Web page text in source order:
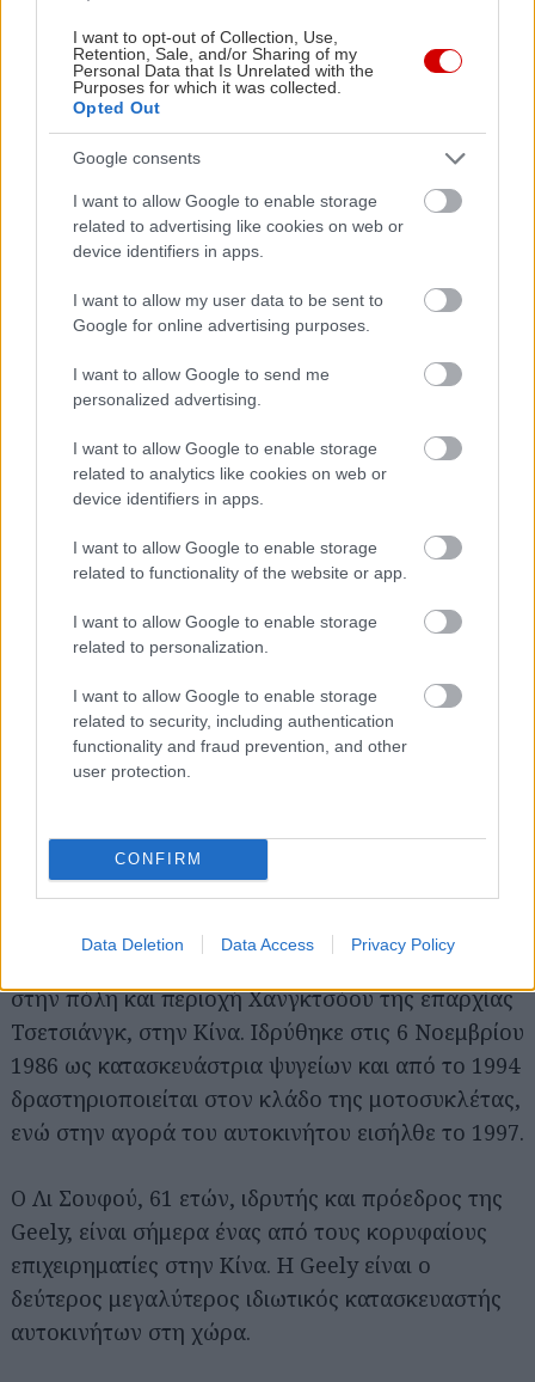
I want to opt-out of Collection, Use,
Retention, Sale, and/or Sharing of my
Personal Data that Is Unrelated with the
Purposes for which it was collected.
Opted Out
Google consents
I want to allow Google to enable storage
related to advertising like cookies on web or
device identifiers in apps.
I want to allow my user data to be sent to
Google for online advertising purposes.
I want to allow Google to send me
personalized advertising.
I want to allow Google to enable storage
related to analytics like cookies on web or
device identifiers in apps.
I want to allow Google to enable storage
related to functionality of the website or app.
I want to allow Google to enable storage
related to personalization.
I want to allow Google to enable storage
related to security, including authentication
functionality and fraud prevention, and other
user protection.
CONFIRM
Data Deletion Data Access Privacy Policy
γερμανικές περγαμηνές
Η άφιξη της Geely σηματοδοτεί την αρχή μιας
νέας εποχής για την ηλεκτροκίνηση στην Ελλάδα.
Γενικός Διευθυντής ανέλαβε ο έμπειρος μάνατζερ
Θανάσης Κονιστής, που έχει συνδέσει την
επαγγελματική του καριέρα με τις μεγαλύτερες
επιτυχίες της VW στην ελληνική αγορά.
Αστέρι και στην επικοινωνία!
Την ζηλευτή θέση Head of Marketing & Public
Relations ανέλαβε η εξαιρετική και
αποτελεσματική στην επικοινωνία Ναυσικά
Τριανταφυλλιά, που κατείχε ανάλογη θέση στη
υψηλής αξίας δίνουν το πρώτο στίγμα της Geely
στην Ελλάδα. Η στελέχωση της Geo Mobility
Hellas γίνεται με αυστηρά γερμανικά κριτήρια,
καθώς η νέα εταιρεία έχει υψηλούς στόχους και
απαιτήσεις από το δυναμικό της.
Ξεκίνησε από τα ψυγεία και δεν έχει όρια η
ανέλιξή του
στην πόλη και περιοχή Χανγκτσόου της επαρχίας
Τσετσιάνγκ, στην Κίνα. Ιδρύθηκε στις 6 Νοεμβρίου
1986 ως κατασκευάστρια ψυγείων και από το 1994
δραστηριοποιείται στον κλάδο της μοτοσυκλέτας,
ενώ στην αγορά του αυτοκινήτου εισήλθε το 1997.
Ο Λι Σουφού, 61 ετών, ιδρυτής και πρόεδρος της
Geely, είναι σήμερα ένας από τους κορυφαίους
επιχειρηματίες στην Κίνα. Η Geely είναι ο
δεύτερος μεγαλύτερος ιδιωτικός κατασκευαστής
αυτοκινήτων στη χώρα.